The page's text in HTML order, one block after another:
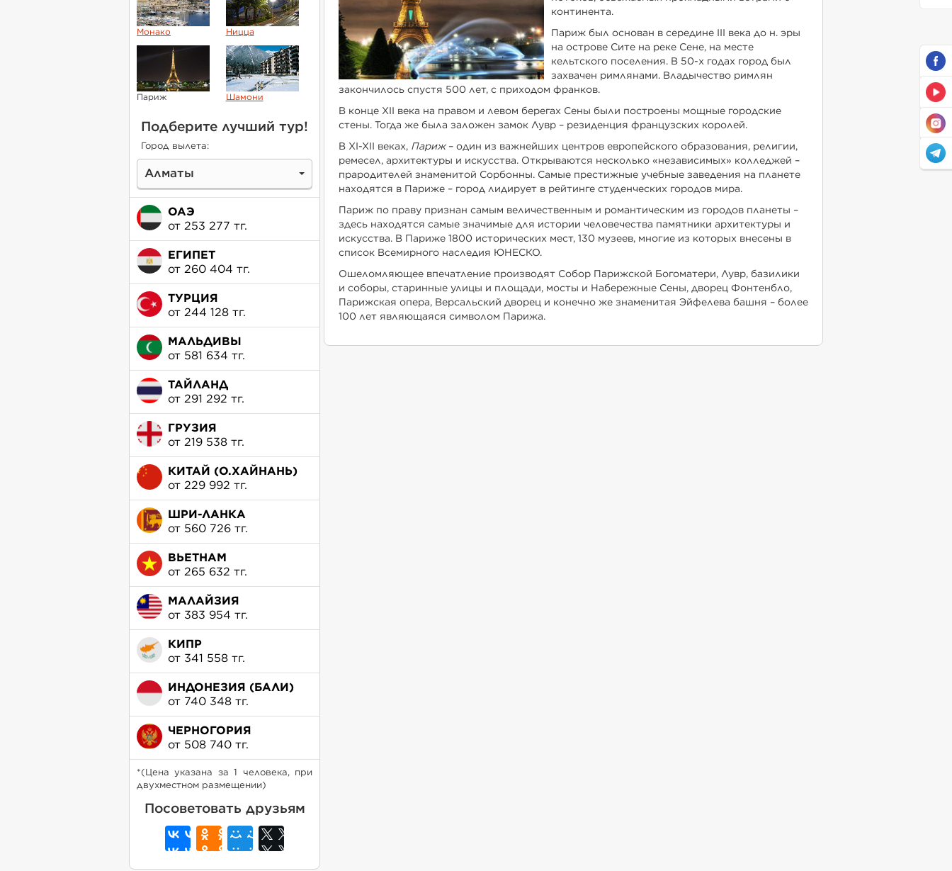
Монако Ницца
Париж Шамони
Подберите лучший тур!
Город вылета:
Алматы
ОАЭ
от 253 277 тг.
ЕГИПЕТ
от 260 404 тг.
ТУРЦИЯ
от 244 128 тг.
МАЛЬДИВЫ
от 581 634 тг.
ТАЙЛАНД
от 291 292 тг.
ГРУЗИЯ
от 219 538 тг.
КИТАЙ (О.ХАЙНАНЬ)
от 229 992 тг.
ШРИ-ЛАНКА
от 560 726 тг.
ВЬЕТНАМ
от 265 632 тг.
МАЛАЙЗИЯ
от 383 954 тг.
КИПР
от 341 558 тг.
ИНДОНЕЗИЯ (БАЛИ)
от 740 348 тг.
ЧЕРНОГОРИЯ
от 508 740 тг.
*(Цена указана за 1 человека, при
двухместном размещении)
Посоветовать друзьям
континента.
Париж был основан в середине III века до н. эры
на острове Сите на реке Сене, на месте
кельтского поселения. В 50-х годах город был
захвачен римлянами. Владычество римлян
закончилось спустя 500 лет, с приходом франков.
В конце XII века на правом и левом берегах Сены были построены мощные городские
стены. Тогда же была заложен замок Лувр – резиденция французских королей.
В XI-XII веках, Париж– один из важнейших центров европейского образования, религии,
ремесел, архитектуры и искусства. Открываются несколько «независимых» колледжей –
прародителей знаменитой Сорбонны. Самые престижные учебные заведения на планете
находятся в Париже – город лидирует в рейтинге студенческих городов мира.
Париж по праву признан самым величественным и романтическим из городов планеты –
здесь находятся самые значимые для истории человечества памятники архитектуры и
искусства. В Париже 1800 исторических мест, 130 музеев, многие из которых внесены в
список Всемирного наследия ЮНЕСКО.
Ошеломляющее впечатление производят Собор Парижской Богоматери, Лувр, базилики
и соборы, старинные улицы и площади, мосты и Набережные Сены, дворец Фонтенбло,
Парижская опера, Версальский дворец и конечно же знаменитая Эйфелева башня – более
100 лет являющаяся символом Парижа.